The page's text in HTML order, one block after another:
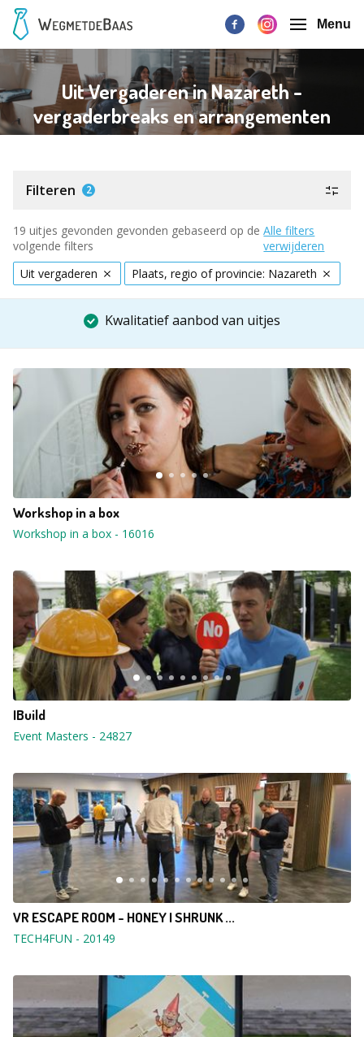
Menu
Uit Vergaderen in Nazareth -
vergaderbreaks en arrangementen
Filteren 2
19 uitjes gevonden gevonden gebaseerd op de
volgende filters
Alle filters
verwijderen
Uit vergaderen
Plaats, regio of provincie: Nazareth
Kwalitatief aanbod van uitjes
Workshop in a box
Workshop in a box - 16016
IBuild
Event Masters - 24827
VR ESCAPE ROOM - HONEY I SHRUNK ...
TECH4FUN - 20149